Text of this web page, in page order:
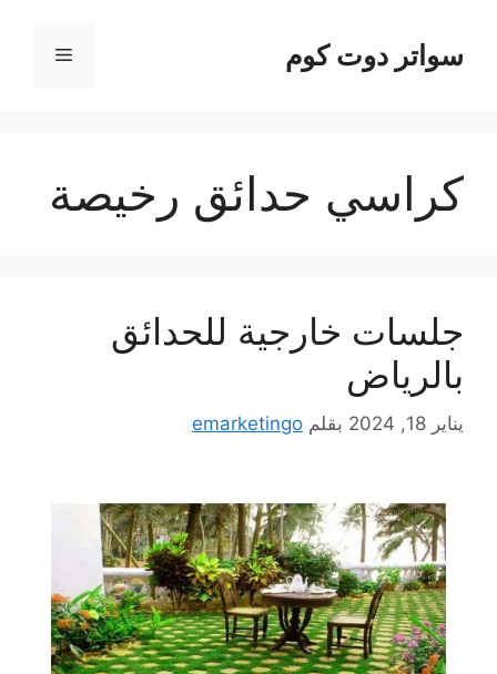
المحتوىسواتر دوت كوم القائمة
كراسي حدائق رخيصة
جلسات خارجية للحدائق
بالرياض
يناير 18, 2024 بقلم emarketingo